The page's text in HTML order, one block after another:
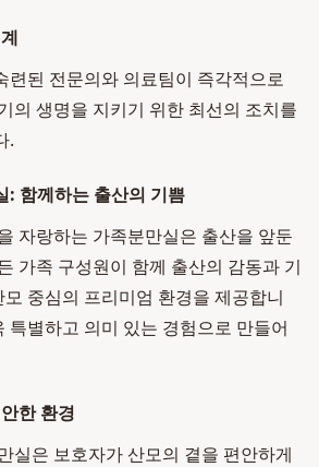
련된 전문의와 의료팀이 즉각적으로
의 생명을 지키기 위한 최선의 조치를
.
: 함께하는 출산의 기쁨
자랑하는 가족분만실은 출산을 앞둔
가족 구성원이 함께 출산의 감동과 기
중심의 프리미엄 환경을 제공합니
특별하고 의미 있는 경험으로 만들어
한 환경
실은 보호자가 산모의 곁을 편안하게